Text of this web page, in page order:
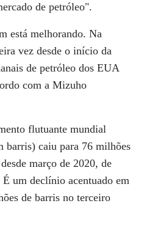
de petróleo".
está melhorando. Na
vez desde o início da
de petróleo dos EUA
com a Mizuho
flutuante mundial
barris) caiu para 76 milhões
março de 2020, de
um declínio acentuado em
de barris no terceiro